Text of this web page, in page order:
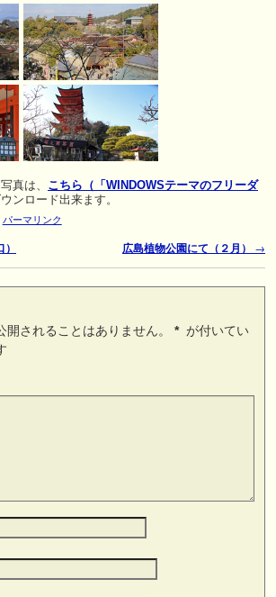
真は、 こちら（「WINDOWSテーマのフリーダ
ンロード出来ます。
パーマリンク
広島植物公園にて（２月） →
開されることはありません。 * が付いてい